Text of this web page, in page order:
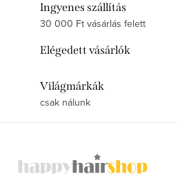
Ingyenes szállítás
30 000 Ft vásárlás felett
Elégedett vásárlók
Világmárkák
csak nálunk